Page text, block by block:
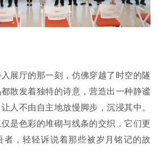
展厅的那一刻，仿佛穿越了时空的隧
散发着独特的诗意，营造出一种静谧
人不由自主地放慢脚步，沉浸其中。
是色彩的堆砌与线条的交织，它们更
者，轻轻诉说着那些被岁月铭记的故